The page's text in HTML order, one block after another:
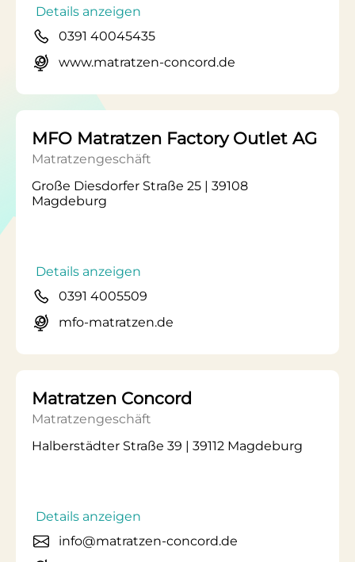
Details anzeigen
0391 40045435
www.matratzen-concord.de
MFO Matratzen Factory Outlet AG
Matratzengeschäft
Große Diesdorfer Straße 25 | 39108
Magdeburg
Details anzeigen
0391 4005509
mfo-matratzen.de
Matratzen Concord
Matratzengeschäft
Halberstädter Straße 39 | 39112 Magdeburg
Details anzeigen
info@matratzen-concord.de